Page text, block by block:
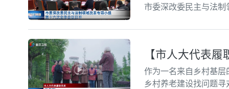
市委深改委民主与法
【市人大代表
作为一名来自乡村基
乡村养老建设找问题寻